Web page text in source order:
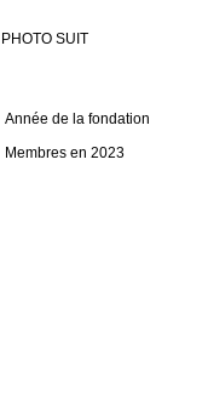
PHOTO SUIT
Année de la fondation
Membres en 2023